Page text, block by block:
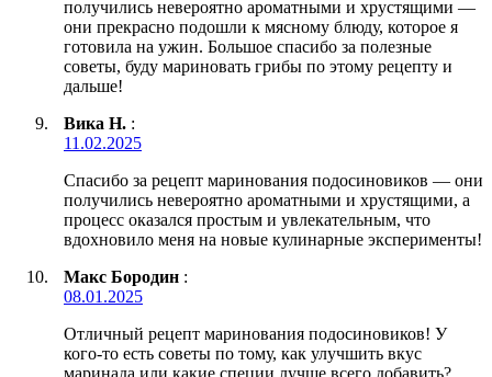
получились невероятно ароматными и хрустящими —
они прекрасно подошли к мясному блюду, которое я
готовила на ужин. Большое спасибо за полезные
советы, буду мариновать грибы по этому рецепту и
дальше!
Вика Н. :
11.02.2025
Спасибо за рецепт маринования подосиновиков — они
получились невероятно ароматными и хрустящими, а
процесс оказался простым и увлекательным, что
вдохновило меня на новые кулинарные эксперименты!
Макс Бородин :
08.01.2025
Отличный рецепт маринования подосиновиков! У
кого-то есть советы по тому, как улучшить вкус